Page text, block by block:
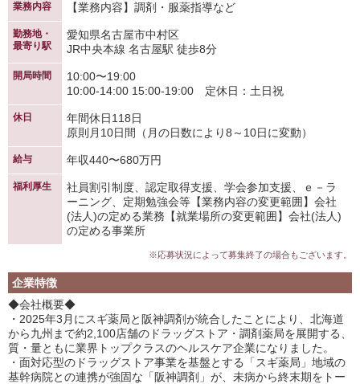
業務内容 【業務内容】調剤・服薬指導など
勤務地・
最寄り駅
愛知県名古屋市中村区
JR中央本線 名古屋駅 徒歩8分
開局時間
10:00〜19:00
10:00-14:00 15:00-19:00 定休日：土日祝
休日
年間休日118日
原則月10日間（月の日数により8～10日に変動）
給与 年収440〜680万円
福利厚生
社員割引制度、認定取得支援、学会参加支援、ｅ－ラ
ーニング、定期勉強会等【業務内容の変更範囲】会社
(法人)の定める業務【就業場所の変更範囲】会社(法人)
の定める事業所
※応募状況によって募集終了の場合もございます。
企業特徴
◆会社概要◆
・2025年3月にスギ薬局と阪神調剤が統合したことにより、北海道
から九州まで約2,100店舗のドラッグストア・調剤薬局を展開する、
質・量ともに業界トップクラスのヘルスケア企業になりました。
・面対応型のドラッグストア事業を基盤とする「スギ薬局」地域の
基幹病院との連携が強固な「阪神調剤」が、未病から終末期をトー